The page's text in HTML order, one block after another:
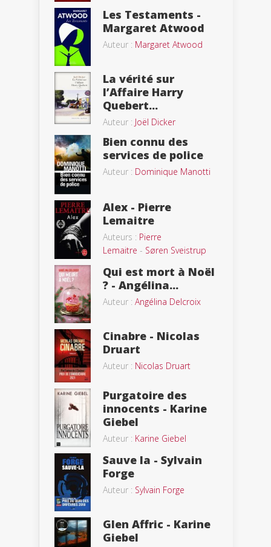
Les Testaments -
Margaret Atwood
Auteur : Margaret Atwood
La vérité sur
l’Affaire Harry
Quebert...
Auteur : Joël Dicker
Bien connu des
services de police
Auteur : Dominique Manotti
Alex - Pierre
Lemaitre
Auteurs : Pierre
Lemaitre - Søren Sveistrup
Qui est mort à Noël
? - Angélina...
Auteur : Angélina Delcroix
Cinabre - Nicolas
Druart
Auteur : Nicolas Druart
Purgatoire des
innocents - Karine
Giebel
Auteur : Karine Giebel
Sauve la - Sylvain
Forge
Auteur : Sylvain Forge
Glen Affric - Karine
Giebel